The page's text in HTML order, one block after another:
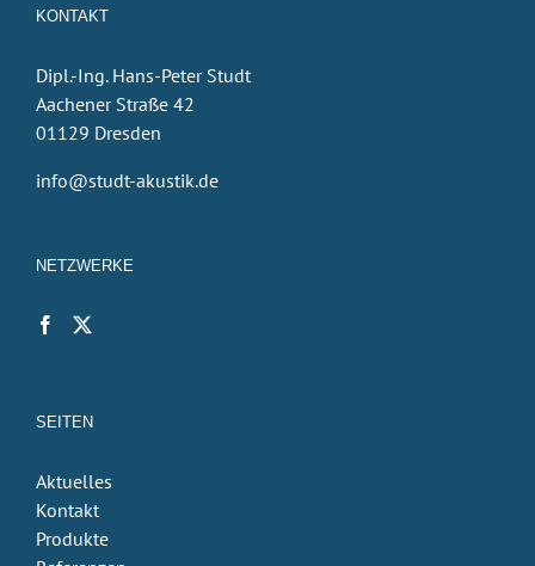
KONTAKT
Dipl.-Ing. Hans-Peter Studt
Aachener Straße 42
01129 Dresden
info@studt-akustik.de
NETZWERKE
SEITEN
Aktuelles
Kontakt
Produkte